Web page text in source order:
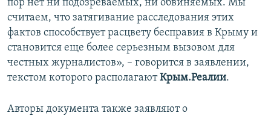
пор нет ни подозреваемых, ни обвиняемых. Мы
считаем, что затягивание расследования этих
фактов способствует расцвету бесправия в Крыму и
становится еще более серьезным вызовом для
честных журналистов», – говорится в заявлении,
текстом которого располагаютКрым.Реалии.
Авторы документа также заявляют о